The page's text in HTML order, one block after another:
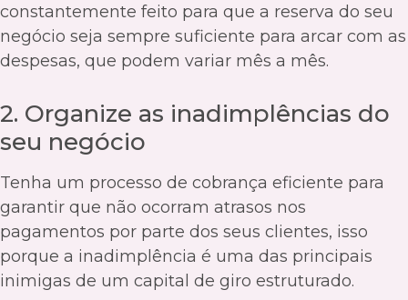
constantemente feito para que a reserva do seu
negócio seja sempre suficiente para arcar com as
despesas, que podem variar mês a mês.
2. Organize as inadimplências do
seu negócio
Tenha um processo de cobrança eficiente para
garantir que não ocorram atrasos nos
pagamentos por parte dos seus clientes, isso
porque a inadimplência é uma das principais
inimigas de um capital de giro estruturado.